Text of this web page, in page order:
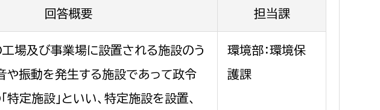
回答概要 担当課
場及び事業場に設置される施設のう
や振動を発生する施設であって政令
特定施設」といい、特定施設を設置、
環境部：環境保
護課